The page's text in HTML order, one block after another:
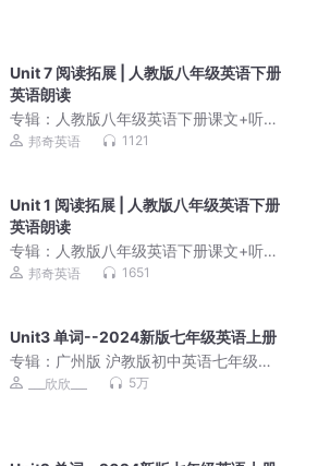
Unit 7 阅读拓展 | 人教版八年级英语下册
英语朗读
专辑： 人教版八年级英语下册课文+听力
原声｜同步教材标准朗
邦奇英语 1121
Unit 1 阅读拓展 | 人教版八年级英语下册
英语朗读
专辑： 人教版八年级英语下册课文+听力
原声｜同步教材标准朗
邦奇英语 1651
Unit3 单词--2024新版七年级英语上册
专辑： 广州版 沪教版初中英语七年级上
册 课本配套音频
___欣欣___ 5万